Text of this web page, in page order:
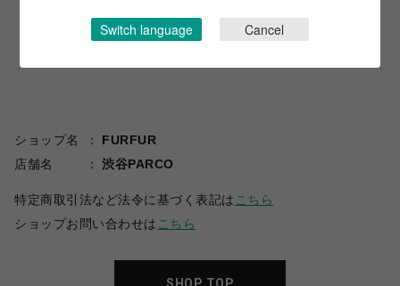
ショップ名
FURFUR
店舗名
渋谷PARCO
特定商取引法など法令に基づく表記は こちら
ショップお問い合わせは こちら
Switch language Cancel